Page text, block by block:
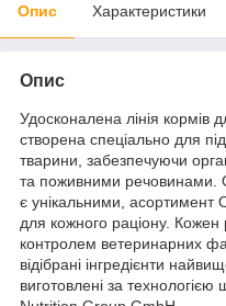
Опис Характеристики
Опис
Удосконалена лінія кормів
створена спеціально для
тварини, забезпечуючи
та поживними речовинами.
є унікальними, асортимент
для кожного раціону. Кожен
контролем ветеринарних
відібрані інгредієнти
виготовлені за